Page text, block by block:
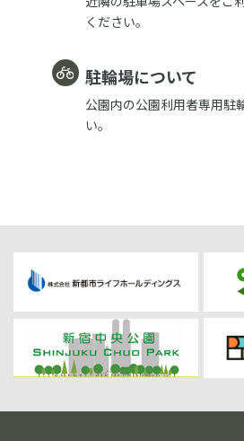
ください。
駐輪場について
公園内の公園利用者専用駐
い。